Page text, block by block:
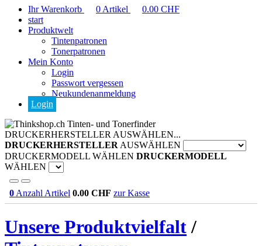
Ihr Warenkorb 0 Artikel 0.00 CHF
start
Produktwelt
Tintenpatronen
Tonerpatronen
Mein Konto
Login
Passwort vergessen
Neukundenanmeldung
Login
Tinten- und Tonerfinder
DRUCKERHERSTELLER AUSWÄHLEN...
DRUCKERHERSTELLER AUSWÄHLEN
DRUCKERMODELL WÄHLEN DRUCKERMODELL
WÄHLEN
0 Anzahl Artikel 0.00 CHF zur Kasse
Unsere Produktvielfalt/